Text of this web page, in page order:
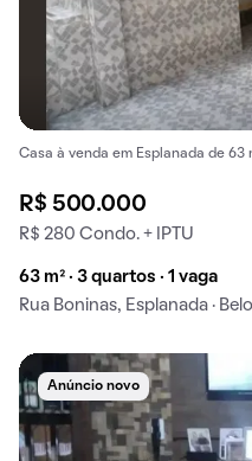
Casa à venda em Esplanada de 63
R$ 500.000
R$ 280 Condo. + IPTU
63 m² · 3 quartos · 1 vaga
Rua Boninas, Esplanada ·
Anúncio novo